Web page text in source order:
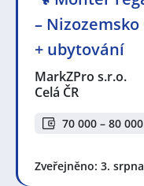
– Nizozemsko
+ ubytování
MarkZPro s.r.o.
Celá ČR
70 000 – 80
Zveřejněno: 3. srpna